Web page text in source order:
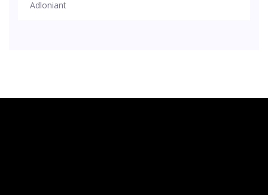
Adloniant